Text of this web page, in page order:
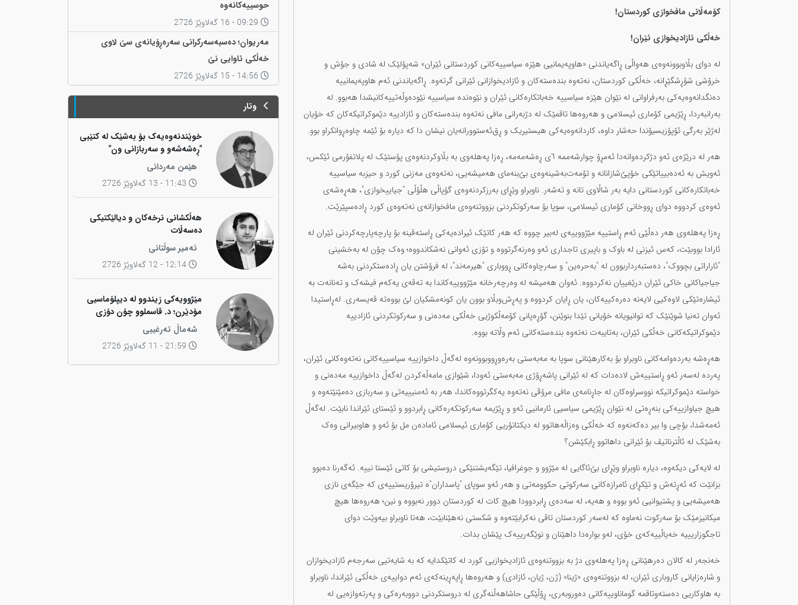
کۆمەڵانی مافخوازی کوردستان!
خەڵکی ئازادیخوازی ئێران!
لە دوای بڵاوبوونەوەی هەواڵی ڕاگەیاندنی «هاوپەیمانیی هێزە سیاسییەکانی کوردستانی ئێران» شەپۆلێک لە شادی و جۆش و
خرۆشی شۆڕشگێڕانە، خەڵکی کوردستان، نەتەوە بندەستەکان و ئازادیخوازانی ئێرانی گرتەوە. ڕاگەیاندنی ئەم هاوپەیمانییە
دەنگدانەوەیەکی بەرفراوانی لە نێوان هێزە سیاسییە خەباتکارەکانی ئێران و نێوەندە سیاسییە نێودەوڵەتییەکانیشدا هەبوو. لە
بەرانبەردا، ڕێژیمی کۆماری ئیسلامی و هەروەها تاقمێک لە دژبەرانی مافی نەتەوە بندەستەکان و ئازادییە دێموکراتیکەکان کە خۆیان
لەژێر بەرگی ئۆپۆزیسیۆندا حەشار داوە، کاردانەوەیەکی هیستیریک و ڕق‌ئەستوورانەیان نیشان دا کە دیارە بۆ ئێمە چاوەڕوانکراو بوو.
هەر لە درێژەی ئەو دژکردەوانەدا ئەمڕۆ چوارشەممە ٦ی ڕەشەمەمە، ڕەزا پەهلەوی بە بڵاوکردنەوەی پۆستێک لە پلاتفۆرمی ئێکس،
ئەویش بە ئەدەبییاتێکی خۆپێ‌شازانانە و تۆمەت‌بەشینەوەی بێ‌بنەمای هەمیشەیی، نەتەوەی مەزنی کورد و حیزبە سیاسییە
خەباتکارەکانی کوردستانی دایە بەر شاڵاوی تانە و تەشەر. ناوبراو وێڕای بەرزکردنەوەی گۆپاڵی هڵۆڵی "جیاییخوازی"، هەڕەشەی
ئەوەی کردووە دوای ڕووخانی کۆماری ئیسلامی، سوپا بۆ سەرکوتکردنی بزووتنەوەی مافخوازانەی نەتەوەی کورد ڕادەسپێرێت.
ڕەزا پەهلەوی هەر دەڵێی ئەم ڕاستییە مێژووییەی لەبیر چووە کە هەر کاتێک ئیرادەیەکی ڕاستەقینە بۆ پارچەپارچەکردنی ئێران لە
ئارادا بووبێت، کەس ئیزنی لە باوک و باپیری تاجداری ئەو وەرنەگرتووە و تۆزی ئەوانی نەشکاندووە؛ وەک چۆن لە بەخشینی
"ئاراراتی بچووک"، دەستبەرداربوون لە "بەحرەین" و سەرچاوەکانی ڕووباری "هیرمەند"، لە فرۆشتن یان ڕادەستکردنی بەشە
جیاجیاکانی خاکی ئێران درێغییان نەکردووە. ئەوان هەمیشە لە وەرچەرخانە مێژووییەکاندا بە تەقەی یەکەم فیشەک و تەنانەت بە
ئیشارەتێکی لاوەکیی لایەنە دەرەکییەکان، یان ڕایان کردووە و پەڕش‌وبڵاو بوون یان کونەمشکیان لێ بووەتە قەیسەری. لەڕاستیدا
ئەوان تەنیا شوێنێک کە توانیویانە خۆیانی تێدا بنوێنن، گۆڕەپانی کۆمەڵکوژیی خەڵکی مەدەنی و سەرکوتکردنی ئازادییە
دێموکراتیکەکانی خەڵکی ئێران، بەتایبەت نەتەوە بندەستەکانی ئەم وڵاتە بووە.
هەڕەشە بەردەوامەکانی ناوبراو بۆ بەکارهێنانی سوپا بە مەبەستی بەرەوڕووبوونەوە لەگەڵ داخوازییە سیاسییەکانی نەتەوەکانی ئێران،
پەردە لەسەر ئەو ڕاستییەش لادەدات کە لە ئێرانی پاشەڕۆژی مەبەستی ئەودا، شێوازی مامەڵەکردن لەگەڵ داخوازییە مەدەنی و
خواستە دێموکراتیکە نووسراوەکان لە جاڕنامەی مافی مرۆڤی نەتەوە یەکگرتووەکاندا، هەر بە ئەمنیییەتی و سەربازی دەمێنێتەوە و
هیچ جیاوازییەکی بنەڕەتی لە نێوان ڕێژیمی سیاسیی ئارمانیی ئەو و ڕێژیمە سەرکوتکەرەکانی ڕابردوو و ئێستای ئێراندا نابێت. لەگەڵ
ئەمەشدا، بۆچی وا بیر دەکەنەوە کە خەڵکی وەزاڵەهاتوو لە دیکتاتۆریی کۆماری ئیسلامی ئامادەن مل بۆ ئەو و هاوبیرانی وەک
بەشێک لە ئاڵترناتیڤ بۆ ئێرانی داهاتوو ڕابکێشن؟
لە لایەکی دیکەوە، دیارە ناوبراو وێڕای بێ‌ئاگایی لە مێژوو و جوغرافیا، تێگەیشتنێکی دروستیشی بۆ کاتی ئێستا نییە. ئەگەرنا دەبوو
بزانێت کە ئەڕتەش و تێکڕای ئامرازەکانی سەرکوتی حکوومەتی و هەر ئەو سوپای "پاسداران"ە تیرۆریستییەی کە جێگەی نازی
هەمیشەیی و پشتیوانیی ئەو بووە و هەیە، لە سەدەی ڕابردوودا هیچ کات لە کوردستان دوور نەبووە و نین؛ هەروەها هیچ
میکانیزمێک بۆ سەرکوت نەماوە کە لەسەر کوردستان تاقی نەکرابێتەوە و شکستی نەهێنابێت، هەتا ناوبراو بیەوێت دوای
تاجگوزاریییە خەیاڵییەکەی خۆی، لەو بوارەدا داهێنان و نوێگەرییەک پێشان بدات.
خەنجەر لە کالان دەرهێنانی ڕەزا پەهلەوی دژ بە بزووتنەوەی ئازادیخوازیی کورد لە کاتێکدایە کە بە شایەتیی سەرجەم ئازادیخوازان
و شارەزایانی کاروباری ئێران، لە بزووتنەوەی «ژینا» (ژن، ژیان، ئازادی) و هەروەها ڕاپەڕینەکەی ئەم دواییەی خەڵکی ئێراندا، ناوبراو
بە هاوکاریی دەستەوتاقمە گوماناوییەکانی دەوروبەری، ڕۆڵێکی حاشاهەڵنەگری لە دروستکردنی دووبەرەکی و پەرتەوازەیی لە
حوسییەکانەوە
مەریوان؛ دەسبەسەرکرانی سەرەڕۆیانەی سێ لاوی
خەڵکی ئاوایی نێ
وتار
خوێندنەوەیەک بۆ بەشێک لە کتێبی
"ڕەشەشەو و سەربازانی ون"
هێمن مەردانی
11:43 - 13 گەلاوێژ 2726
هەڵکشانی نرخەکان و دیالێکتیکی
دەسەڵات
ئەمیر سوڵتانی
12:14 - 12 گەلاوێژ 2726
مێژوویەکی زیندوو لە دیپلۆماسیی
مۆدێرن؛ د. قاسملوو چۆن دۆزی
کوردی لە شاخەوە گواستەوە بۆ
ناوەندە بڕیاردەرەکانی جیهان؟
شەماڵ تەرغیبی
21:59 - 11 گەلاوێژ 2726